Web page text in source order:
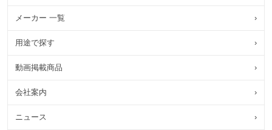
メーカー 一覧 ›
用途で探す ›
動画掲載商品 ›
会社案内 ›
ニュース ›